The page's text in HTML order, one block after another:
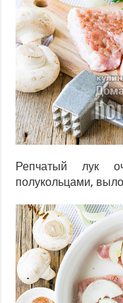
Репчатый лук
полукольцами,